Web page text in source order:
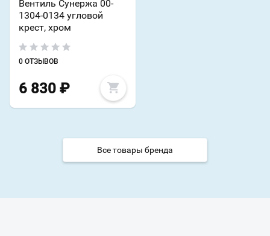
Вентиль Сунержа 00-
1304-0134 угловой
крест, хром
0 ОТЗЫВОВ
6 830 ₽
Все товары бренда